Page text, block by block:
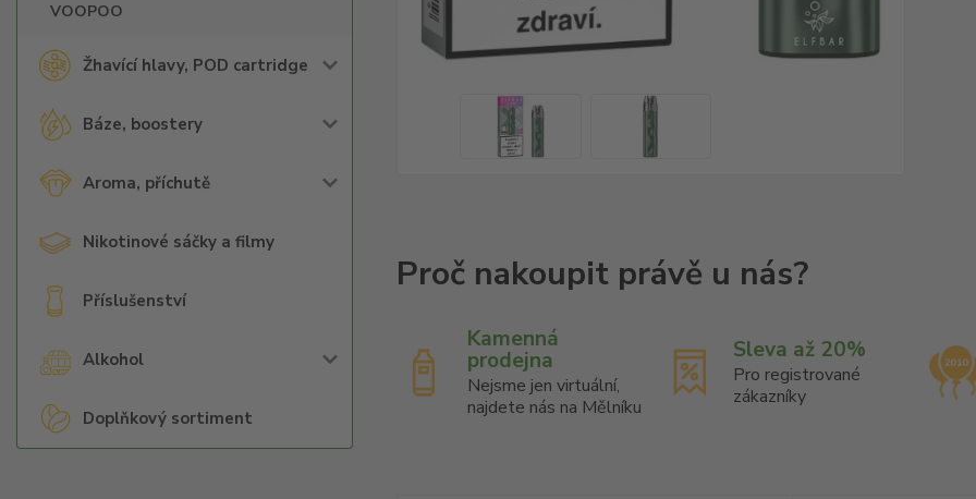
VOOPOO
Žhavící hlavy, POD cartridge
Báze, boostery
Aroma, příchutě
Nikotinové sáčky a filmy
Příslušenství
Alkohol
Doplňkový sortiment
Kamenná
prodejna
Nejsme jen virtuální,
najdete nás na Mělníku
Sleva až 20%
Pro registrované
zákazníky